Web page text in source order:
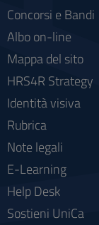
Concorsi e Bandi
Albo on-line
Mappa del sito
HRS4R Strategy
Identità visiva
Rubrica
Note legali
E-Learning
Help Desk
Sostieni UniCa